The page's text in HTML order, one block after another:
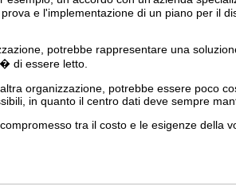
e l'implementazione di un piano per il
potrebbe rappresentare una
di essere letto.
organizzazione, potrebbe essere poco
in quanto il centro dati deve sempre
tra il costo e le esigenze della